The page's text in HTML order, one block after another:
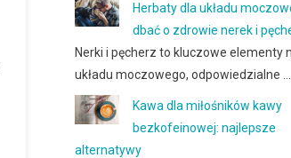
Herbaty dla układu
dbać o zdrowie nerek i
Nerki i pęcherz to kluczowe elementy
układu moczowego, odpowiedzialne …
Kawa dla miłośników kawy
bezkofeinowej: najlepsze
alternatywy